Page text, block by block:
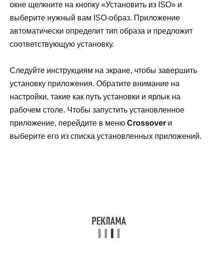
окне щелкните на кнопку «Установить из ISO» и
выберите нужный вам ISO-образ. Приложение
автоматически определит тип образа и предложит
соответствующую установку.
Следуйте инструкциям на экране, чтобы завершить
установку приложения. Обратите внимание на
настройки, такие как путь установки и ярлык на
рабочем столе. Чтобы запустить установленное
приложение, перейдите в меню Crossover и
выберите его из списка установленных приложений.